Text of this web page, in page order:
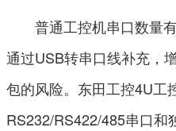
普通工控机串口数量有
通过USB转串口线补充，
包的风险。东田工控4U工
RS232/RS422/485串口和